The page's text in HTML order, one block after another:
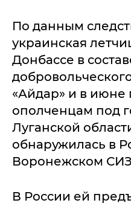
По данным
украинская
Донбассе в
«Айдар» и в июне
ополченцам под
Луганской
обнаружилась в
Воронежском
В России ей